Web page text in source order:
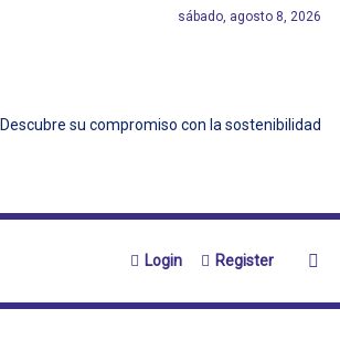
sábado, agosto 8, 2026
Login Register